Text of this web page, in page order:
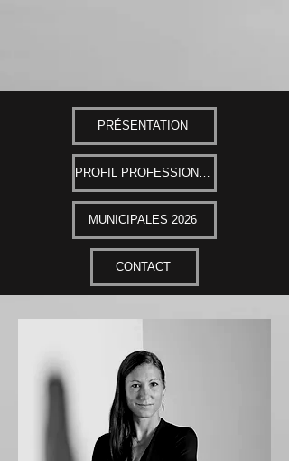
Bérard
PRÉSENTATION
PROFIL PROFESSIONEL
MUNICIPALES 2026
CONTACT